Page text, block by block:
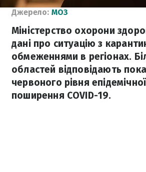
Джерело: МОЗ
Міністерство охорони
дані про ситуацію з
обмеженнями в регіонах.
областей відповідають
червоного рівня
поширення COVID-19.